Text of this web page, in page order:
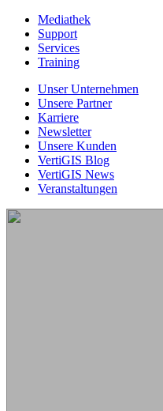
Mediathek
Support
Services
Training
Unser Unternehmen
Unsere Partner
Karriere
Newsletter
Unsere Kunden
VertiGIS Blog
VertiGIS News
Veranstaltungen